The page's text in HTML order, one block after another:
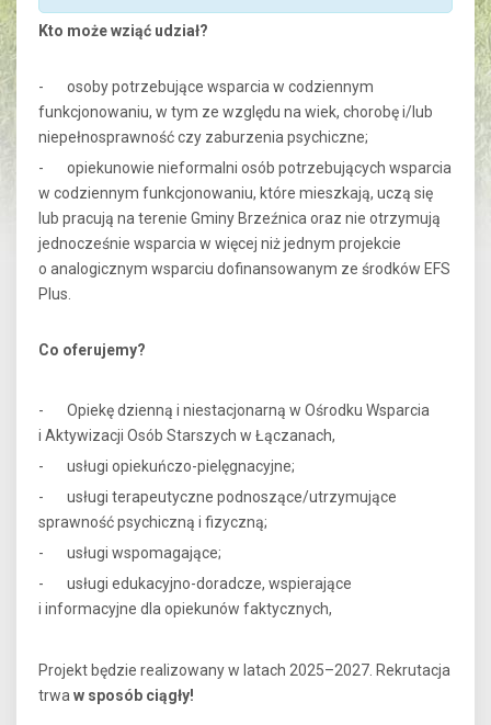
Kto może wziąć udział?
- osoby potrzebujące wsparcia w codziennym
funkcjonowaniu, w tym ze względu na wiek, chorobę i/lub
niepełnosprawność czy zaburzenia psychiczne;
- opiekunowie nieformalni osób potrzebujących wsparcia
w codziennym funkcjonowaniu, które mieszkają, uczą się
lub pracują na terenie Gminy Brzeźnica oraz nie otrzymują
jednocześnie wsparcia w więcej niż jednym projekcie
o analogicznym wsparciu dofinansowanym ze środków EFS
Plus.
Co oferujemy?
- Opiekę dzienną i niestacjonarną w Ośrodku Wsparcia
i Aktywizacji Osób Starszych w Łączanach,
- usługi opiekuńczo-pielęgnacyjne;
- usługi terapeutyczne podnoszące/utrzymujące
sprawność psychiczną i fizyczną;
- usługi wspomagające;
- usługi edukacyjno-doradcze, wspierające
i informacyjne dla opiekunów faktycznych,
Projekt będzie realizowany w latach 2025–2027. Rekrutacja
trwa w sposób ciągły!